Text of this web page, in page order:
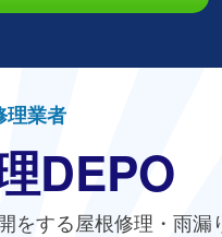
理業者
DEPO
する屋根修理・雨漏